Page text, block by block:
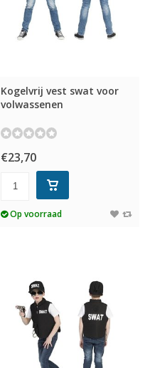
Kogelvrij vest swat voor
volwassenen
€23,70
Op voorraad